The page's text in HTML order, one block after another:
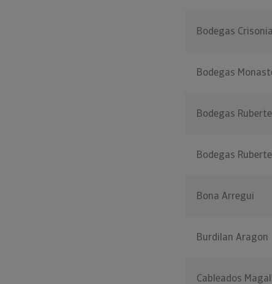
Bodegas Crisonia
Bodegas
Bodegas Ruberte
Bodegas
Bona Arregui
Burdilan Aragon
Cableados